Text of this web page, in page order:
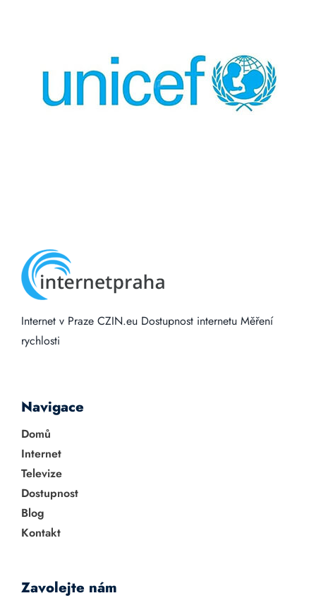
Internet v Praze CZIN.eu Dostupnost internetu Měření
rychlosti
Navigace
Domů
Internet
Televize
Dostupnost
Blog
Kontakt
Zavolejte nám